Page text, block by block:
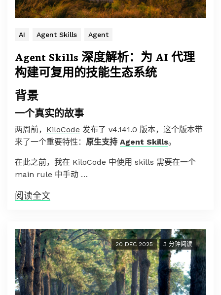
AI Agent Skills Agent
Agent Skills 深度解析：为 AI 代理
构建可复用的技能生态系统
背景
一个真实的故事
两周前， KiloCode 发布了 v4.141.0 版本，这个版本带
来了一个重要特性： 原生支持 Agent Skills。
在此之前，我在 KiloCode 中使用 skills 需要在一个
main rule 中手动 …
阅读全文
20 DEC 2025 3 分钟阅读